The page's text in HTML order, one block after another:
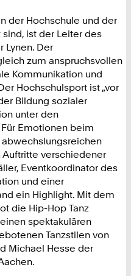
der Hochschule und der
ist der Leiter des
Lynen. Der
zum anspruchsvollen
Kommunikation und
Hochschulsport ist „vor
Bildung sozialer
unter den
Für Emotionen beim
verschiedener
Eventkoordinator des
und einer
ein Highlight. Mit dem
die Hip-Hop Tanz
spektakulären
Tanzstilen von
Michael Hesse der